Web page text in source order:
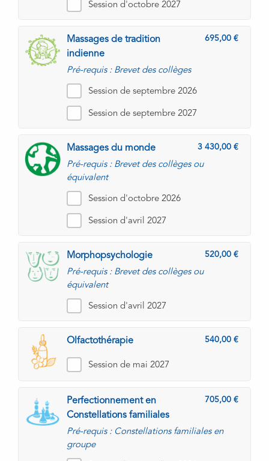
Session d'octobre 2027
695,00
Massages de tradition
indienne
Pré-requis : Brevet des collèges
Session de septembre 2026
Session de septembre 2027
3 430,00
Massages du monde
Pré-requis : Brevet des collèges ou
équivalent
Session d'octobre 2026
Session d'avril 2027
520,00
Morphopsychologie
Pré-requis : Brevet des collèges ou
équivalent
Session d'avril 2027
540,00
Olfactothérapie
Session de mai 2027
705,00
Perfectionnement en
Constellations familiales
Pré-requis : Constellations familiales en
groupe